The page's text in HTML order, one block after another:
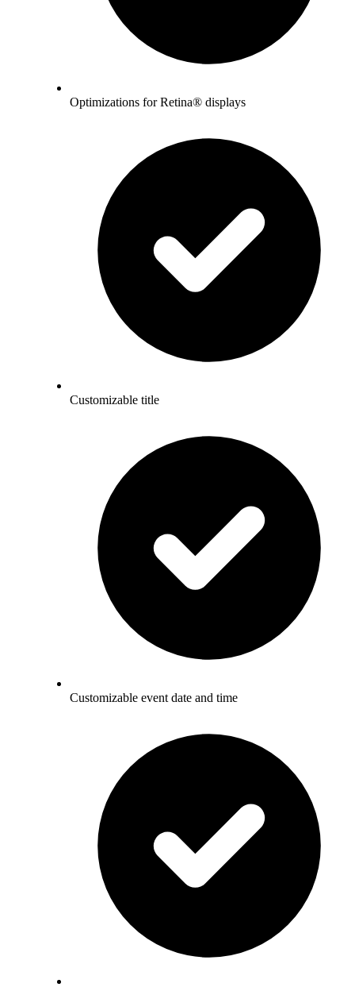
Optimizations for Retina® displays
Customizable title
Customizable event date and time